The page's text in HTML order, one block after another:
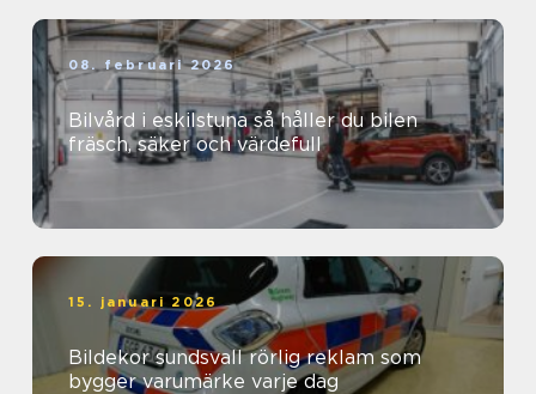
08. februari 2026
Bilvård i eskilstuna så håller du bilen
fräsch, säker och värdefull
15. januari 2026
Bildekor sundsvall rörlig reklam som
bygger varumärke varje dag